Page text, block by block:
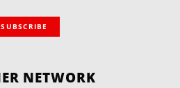
SUBSCRIBE
NETWORK